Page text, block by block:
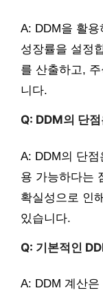
A: DDM을 활
성장률을 설정
를 산출하고,
니다.
Q: DDM의 단
A: DDM의 단
용 가능하다는
확실성으로 인
있습니다.
Q: 기본적인
A: DDM 계산